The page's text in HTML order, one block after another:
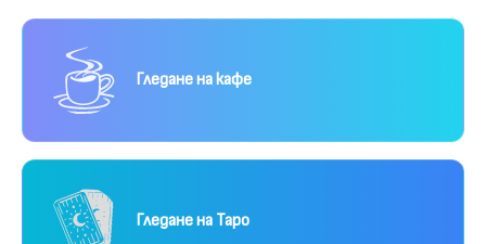
Гледане на кафе
Гледане на Таро